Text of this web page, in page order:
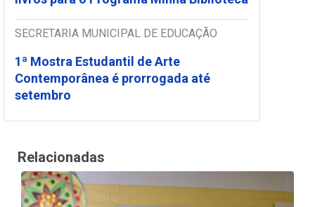
SECRETARIA MUNICIPAL DE EDUCAÇÃO
1ª Mostra Estudantil de Arte
Contemporânea é prorrogada até
setembro
Relacionadas